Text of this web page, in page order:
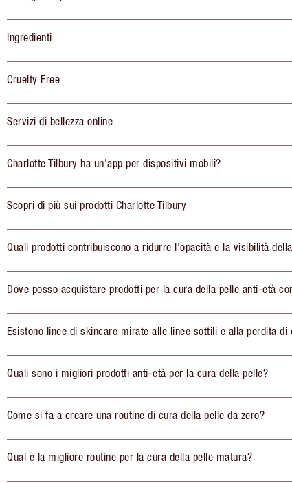
Ingredienti
Cruelty Free
Servizi di bellezza online
Charlotte Tilbury ha un'app per dispositivi mobili?
Scopri di più sui prodotti Charlotte Tilbury
Quali prodotti contribuiscono a ridurre l'opacità e la visibilità
Dove posso acquistare prodotti per la cura della pelle anti-età
Esistono linee di skincare mirate alle linee sottili e alla perdita di
Quali sono i migliori prodotti anti-età per la cura della pelle?
Come si fa a creare una routine di cura della pelle da zero?
Qual è la migliore routine per la cura della pelle matura?